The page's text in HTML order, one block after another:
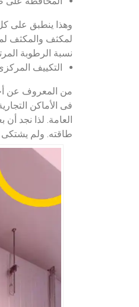
وهذا ينطبق على كل
لمكثف والمكثف
نسبة الرطوبة
التكييف
من المعروف عن
طاقته. ولم يشتكى